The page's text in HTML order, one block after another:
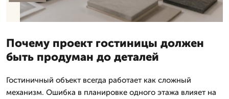
Почему проект гостиницы должен
быть продуман до деталей
Гостиничный объект всегда работает как сложный
механизм. Ошибка в планировке одного этажа влияет на